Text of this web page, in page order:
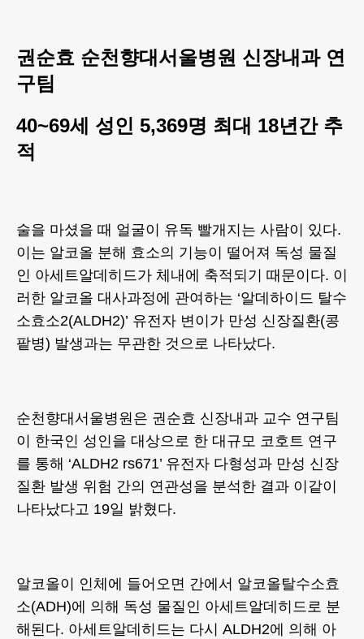
권순효 순천향대서울병원 신장내과 연
구팀
40~69세 성인 5,369명 최대 18년간 추
적
술을 마셨을 때 얼굴이 유독 빨개지는 사람이 있다.
이는 알코올 분해 효소의 기능이 떨어져 독성 물질
인 아세트알데히드가 체내에 축적되기 때문이다. 이
러한 알코올 대사과정에 관여하는 ‘알데하이드 탈수
소효소2(ALDH2)’ 유전자 변이가 만성 신장질환(콩
팥병) 발생과는 무관한 것으로 나타났다.
순천향대서울병원은 권순효 신장내과 교수 연구팀
이 한국인 성인을 대상으로 한 대규모 코호트 연구
를 통해 ‘ALDH2 rs671’ 유전자 다형성과 만성 신장
질환 발생 위험 간의 연관성을 분석한 결과 이같이
나타났다고 19일 밝혔다.
알코올이 인체에 들어오면 간에서 알코올탈수소효
소(ADH)에 의해 독성 물질인 아세트알데히드로 분
해된다. 아세트알데히드는 다시 ALDH2에 의해 아